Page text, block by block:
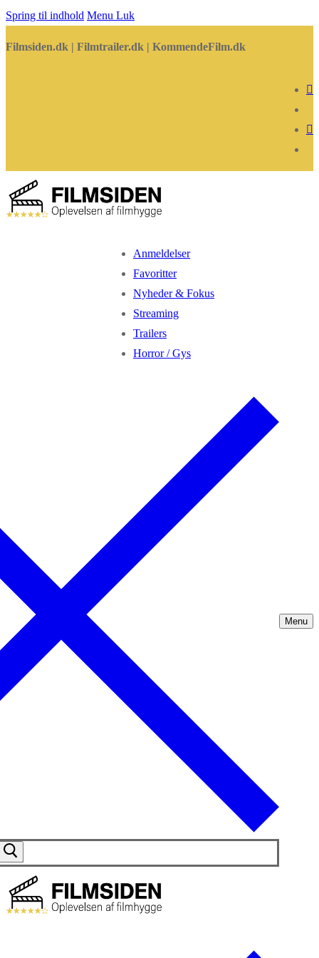
Spring til indhold Menu Luk
Filmsiden.dk | Filmtrailer.dk | KommendeFilm.dk
Anmeldelser
Favoritter
Nyheder & Fokus
Streaming
Trailers
Horror / Gys
Menu